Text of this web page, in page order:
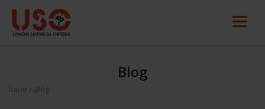
Blog
Inicio / Blog